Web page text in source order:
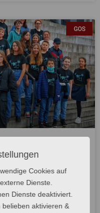
GOS
in unserem Alltag
selbstverständlich in
Cookies auf
Dienste.
Dienste deaktiviert.
aktivieren &